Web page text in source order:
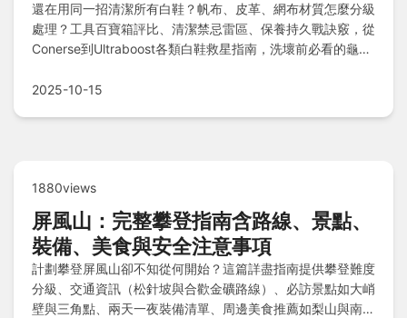
還在用同一招清潔所有白鞋？帆布、皮革、網布材質怎麼分級
處理？工具百寶箱評比、清潔禁忌雷區、保養持久戰訣竅，從
Conerse到Ultraboost各類白鞋救星指南，洗壞前必看的龜毛
2025-10-15
1880views
屏風山：完整攀登指南含路線、景點、
裝備、美食與安全注意事項
計劃攀登屏風山卻不知從何開始？這篇詳盡指南提供攀登難度
分級、交通資訊（松針坡與合歡金礦路線）、必訪景點如大峭
壁與三角點、兩天一夜裝備清單、周邊美食推薦如梨山與南山